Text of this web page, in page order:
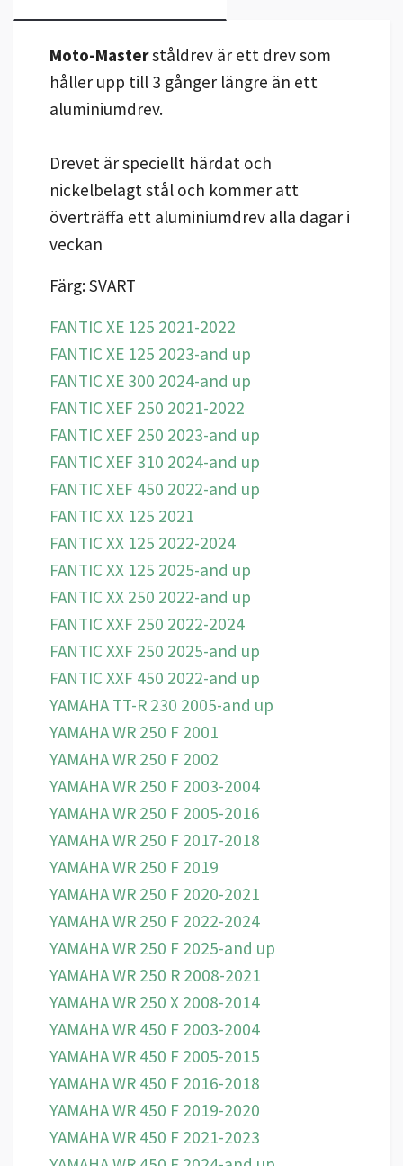
Moto-Masterståldrev är ett drev som
håller upp till 3 gånger längre än ett
aluminiumdrev.
Drevet är speciellt härdat och
nickelbelagt stål och kommer att
överträffa ett aluminiumdrev alla dagar i
veckan
Färg: SVART
FANTIC XE 125 2021-2022
FANTIC XE 125 2023-and up
FANTIC XE 300 2024-and up
FANTIC XEF 250 2021-2022
FANTIC XEF 250 2023-and up
FANTIC XEF 310 2024-and up
FANTIC XEF 450 2022-and up
FANTIC XX 125 2021
FANTIC XX 125 2022-2024
FANTIC XX 125 2025-and up
FANTIC XX 250 2022-and up
FANTIC XXF 250 2022-2024
FANTIC XXF 250 2025-and up
FANTIC XXF 450 2022-and up
YAMAHA TT-R 230 2005-and up
YAMAHA WR 250 F 2001
YAMAHA WR 250 F 2002
YAMAHA WR 250 F 2003-2004
YAMAHA WR 250 F 2005-2016
YAMAHA WR 250 F 2017-2018
YAMAHA WR 250 F 2019
YAMAHA WR 250 F 2020-2021
YAMAHA WR 250 F 2022-2024
YAMAHA WR 250 F 2025-and up
YAMAHA WR 250 R 2008-2021
YAMAHA WR 250 X 2008-2014
YAMAHA WR 450 F 2003-2004
YAMAHA WR 450 F 2005-2015
YAMAHA WR 450 F 2016-2018
YAMAHA WR 450 F 2019-2020
YAMAHA WR 450 F 2021-2023